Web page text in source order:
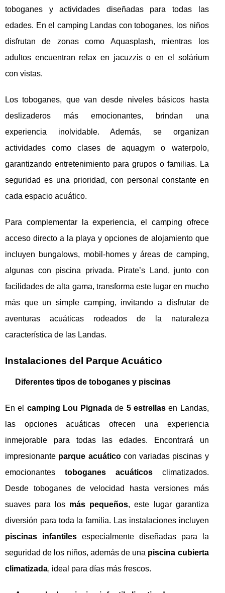
toboganes y actividades diseñadas para todas las
edades. En el camping Landas con toboganes, los niños
disfrutan de zonas como Aquasplash, mientras los
adultos encuentran relax en jacuzzis o en el solárium
con vistas.
Los toboganes, que van desde niveles básicos hasta
deslizaderos más emocionantes, brindan una
experiencia inolvidable. Además, se organizan
actividades como clases de aquagym o waterpolo,
garantizando entretenimiento para grupos o familias. La
seguridad es una prioridad, con personal constante en
cada espacio acuático.
Para complementar la experiencia, el camping ofrece
acceso directo a la playa y opciones de alojamiento que
incluyen bungalows, mobil-homes y áreas de camping,
algunas con piscina privada. Pirate’s Land, junto con
facilidades de alta gama, transforma este lugar en mucho
más que un simple camping, invitando a disfrutar de
aventuras acuáticas rodeados de la naturaleza
característica de las Landas.
Instalaciones del Parque Acuático
Diferentes tipos de toboganes y piscinas
En el camping Lou Pignada de 5 estrellas en Landas,
las opciones acuáticas ofrecen una experiencia
inmejorable para todas las edades. Encontrará un
impresionante parque acuáticocon variadas piscinas y
emocionantes toboganes acuáticosclimatizados.
Desde toboganes de velocidad hasta versiones más
suaves para los más pequeños, este lugar garantiza
diversión para toda la familia. Las instalaciones incluyen
piscinas infantilesespecialmente diseñadas para la
seguridad de los niños, además de una piscina cubierta
climatizada, ideal para días más frescos.